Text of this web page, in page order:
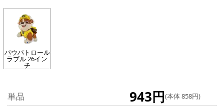
パウパトロール
ラブル 26イン
チ
単品 943円(本体 858円)